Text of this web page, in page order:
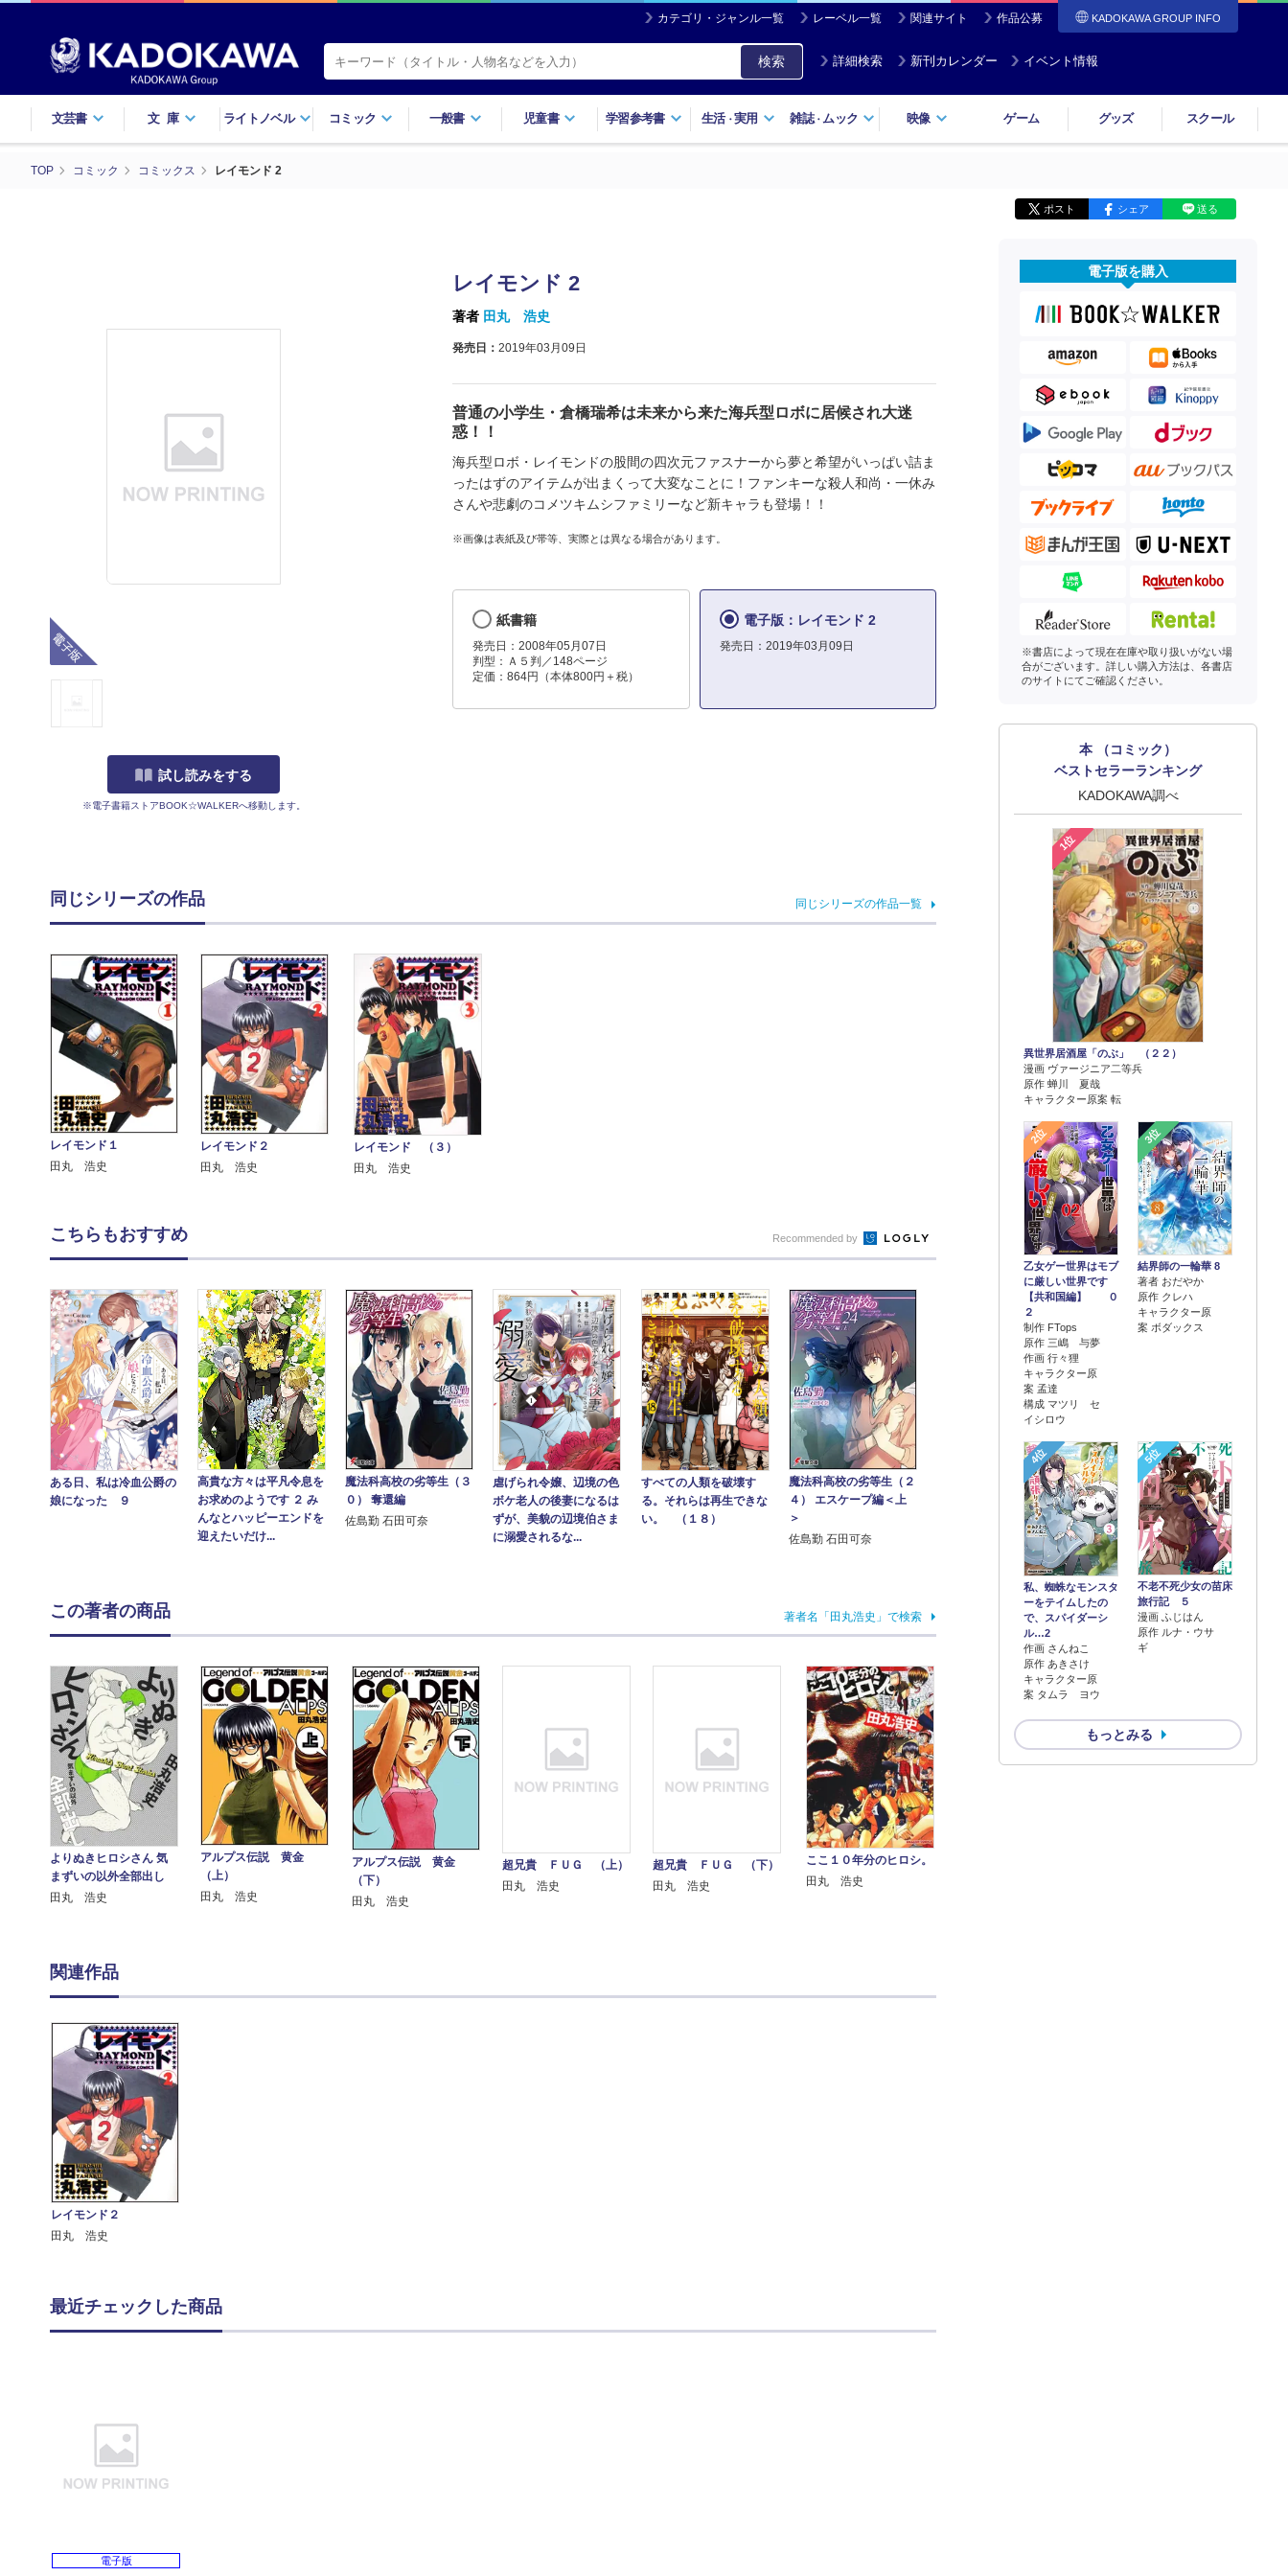
カテゴリ・ジャンル一覧 レーベル一覧 関連サイト 作品公募 KADOKAWA GROUP INFO
検索 詳細検索 新刊カレンダー イベント情報
文芸書 文庫 ライトノベル コミック 一般書 児童書 学習参考書 生活・実用 雑誌・ ムック 映像 ゲーム グッズ スクール
TOP コミック コミックス レイモンド 2
ポスト シェア 送る
試し読みをする
※電子書籍ストアBOOK☆WALKERへ移動します。
レイモンド 2
著者 田丸 浩史
発売日： 2019年03月09日
普通の小学生・倉橋瑞希は未来から来た海兵型ロボに居候され大迷
惑！！
海兵型ロボ・レイモンドの股間の四次元ファスナーから夢と希望がいっぱい詰ま
ったはずのアイテムが出まくって大変なことに！ファンキーな殺人和尚・一休み
さんや悲劇のコメツキムシファミリーなど新キャラも登場！！
※画像は表紙及び帯等、実際とは異なる場合があります。
紙書籍
発売日：2008年05月07日
判型：Ａ５判／148ページ
定価：864円（本体800円＋税）
電子版：レイモンド 2
発売日：2019年03月09日
同じシリーズの作品 同じシリーズの作品一覧
レイモンド１
田丸 浩史
レイモンド２
田丸 浩史
レイモンド （３）
田丸 浩史
電子版を購入
※書店によって現在在庫や取り扱いがない場
合がございます。詳しい購入方法は、各書店
のサイトにてご確認ください。
本 （コミック）
ベストセラーランキング
KADOKAWA調べ
1位
異世界居酒屋「のぶ」 （２２）
漫画 ヴァージニア二等兵
原作 蝉川 夏哉
キャラクター原案 転
2位
乙女ゲー世界はモブ
に厳しい世界です
【共和国編】 ０
２
制作 FTops
原作 三嶋 与夢
作画 行々狸
キャラクター原
案 孟達
構成 マツリ セ
イシロウ
3位
結界師の一輪華 8
著者 おだやか
原作 クレハ
キャラクター原
案 ボダックス
4位
私、蜘蛛なモンスタ
ーをテイムしたの
で、スパイダーシ
ル…2
作画 さんねこ
原作 あきさけ
キャラクター原
案 タムラ ヨウ
5位
不老不死少女の苗床
旅行記 ５
漫画 ふじはん
原作 ルナ・ウサ
ギ
もっとみる
こちらもおすすめ Recommended by
ある日、私は冷血公爵の
娘になった ９
高貴な方々は平凡令息を
お求めのようです ２ み
んなとハッピーエンドを
迎えたいだけ...
魔法科高校の劣等生（３
０） 奪還編
佐島勤 石田可奈
虐げられ令嬢、辺境の色
ボケ老人の後妻になるは
ずが、美貌の辺境伯さま
に溺愛されるな...
すべての人類を破壊す
る。それらは再生できな
い。 （１８）
魔法科高校の劣等生（２
４） エスケープ編＜上
＞
佐島勤 石田可奈
この著者の商品 著者名「田丸浩史」で検索
よりぬきヒロシさん 気
まずいの以外全部出し
田丸 浩史
アルプス伝説 黄金
（上）
田丸 浩史
アルプス伝説 黄金
（下）
田丸 浩史
超兄貴 ＦＵＧ （上）
田丸 浩史
超兄貴 ＦＵＧ （下）
田丸 浩史
ここ１０年分のヒロシ。
田丸 浩史
関連作品
レイモンド２
田丸 浩史
最近チェックした商品
電子版